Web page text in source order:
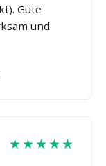
Gute
und
★★★★★